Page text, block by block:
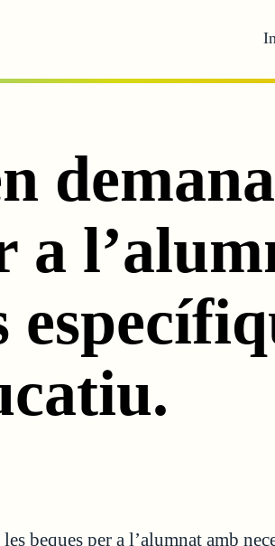
a
beques per a l’alumnat amb